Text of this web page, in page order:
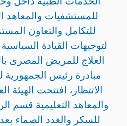
للمستشفيات والمعاهد
للتكامل والتعاون
لتوجيهات القيادة
العلاج للمريض المصرى
مبادرة رئيس الجمهورية
الاتتظار، افتتحت الهيئة
والمعاهد التعليمية قسم
للسكر والغدد الصماء